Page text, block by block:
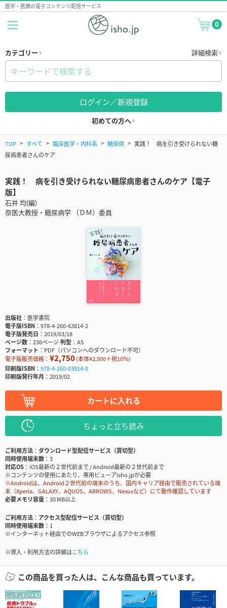
医学・医療の電子コンテンツ配信サービス
0
カテゴリー 詳細検索
ログイン／新規登録
初めての方へ
TOP すべて 臨床医学・内科系 糖尿病
実践！ 病を引き受けられない糖
尿病患者さんのケア
実践！ 病を引き受けられない糖尿病患者さんのケア【電子
版】
石井 均(編)
奈医大教授・糖尿病学 （ＤＭ）委員
出版社
医学書院
電子版ISBN
978-4-260-63814-2
電子版発売日
2019/03/18
ページ数
236ページ判型
A5
フォーマット
PDF（パソコンへのダウンロード不可）
電子版販売価格： ¥2,750(本体¥2,500＋税10％)
印刷版ISBN
978-4-260-03814-0
印刷版発行年月
2019/02
カートに入れる
ちょっと立ち読み
ご利用方法
ダウンロード型配信サービス（買切型）
同時使用端末数
3
対応OS
iOS最新の２世代前まで / Android最新の２世代前まで
※コンテンツの使用にあたり、専用ビューアisho.jpが必要
※Androidは、Android２世代前の端末のうち、国内キャリア経由で販売されている端
末（Xperia、GALAXY、AQUOS、ARROWS、Nexusなど）にて動作確認しています
必要メモリ容量
30 MB以上
ご利用方法
アクセス型配信サービス（買切型）
同時使用端末数
1
※インターネット経由でのWEBブラウザによるアクセス参照
※導入・利用方法の詳細はこちら
この商品を買った人は、こんな商品も買っています。